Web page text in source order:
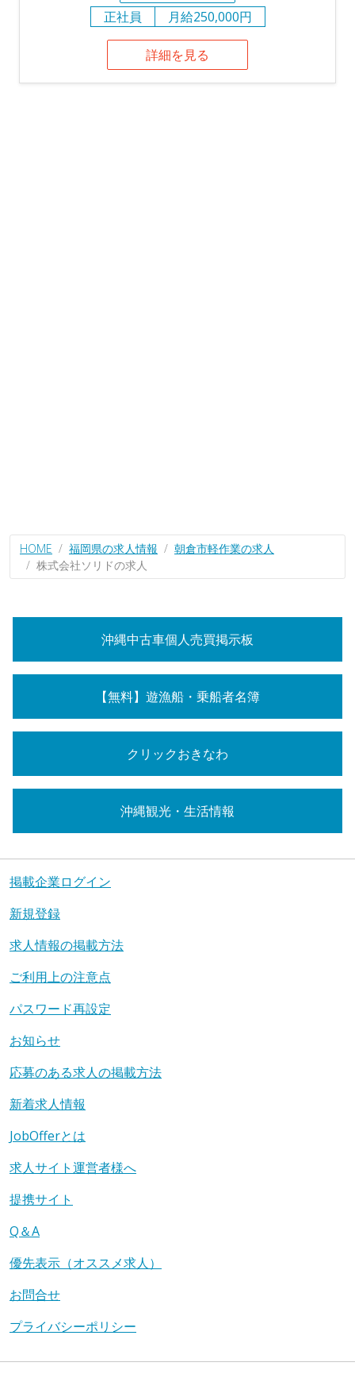
正社員
月給250,000円
詳細を見る
HOME 福岡県の求人情報
朝倉市軽作業の求人
株式会社ソリドの求人
沖縄中古車個人売買掲示板
【無料】遊漁船・乗船者名簿
クリックおきなわ
沖縄観光・生活情報
掲載企業ログイン
新規登録
求人情報の掲載方法
ご利用上の注意点
パスワード再設定
お知らせ
応募のある求人の掲載方法
新着求人情報
JobOfferとは
求人サイト運営者様へ
提携サイト
Q＆A
優先表示（オススメ求人）
お問合せ
プライバシーポリシー